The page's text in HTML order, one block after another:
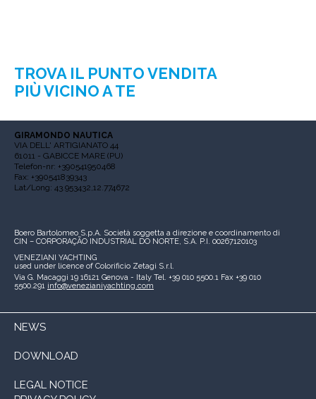
TROVA IL PUNTO VENDITA
PIÙ VICINO A TE
GIRAMONDO NAUTICA
VIA DELL' ARTIGIANATO 44
61011 - GABICCE MARE (PU)
Telefon-nr: +390541950468
Fax: +390541839343
Lat/Long: 43.953432,12.774672
Boero Bartolomeo S.p.A. Società soggetta a direzione e coordinamento di
CIN – CORPORAÇÃO INDUSTRIAL DO NORTE, S.A. P.I. 00267120103
VENEZIANI YACHTING
used under licence of Colorificio Zetagi S.r.l.
Via G. Macaggi 19 16121 Genova - Italy Tel. +39 010 5500.1 Fax +39 010
5500.291 info@venezianiyachting.com
NEWS
DOWNLOAD
LEGAL NOTICE